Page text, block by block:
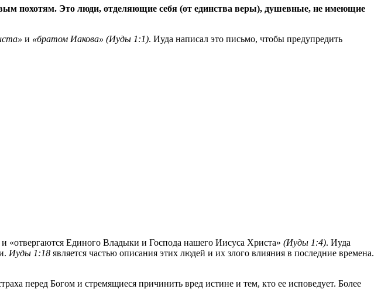
похотям. Это люди, отделяющие себя (от единства веры), душевные, не имеющие
и «братом Иакова» (Иуды 1:1). Иуда написал это письмо, чтобы предупредить
«отвергаются Единого Владыки и Господа нашего Иисуса Христа» (Иуды 1:4). Иуда
Иуды 1:18 является частью описания этих людей и их злого влияния в последние времена.
перед Богом и стремящиеся причинить вред истине и тем, кто ее исповедует. Более